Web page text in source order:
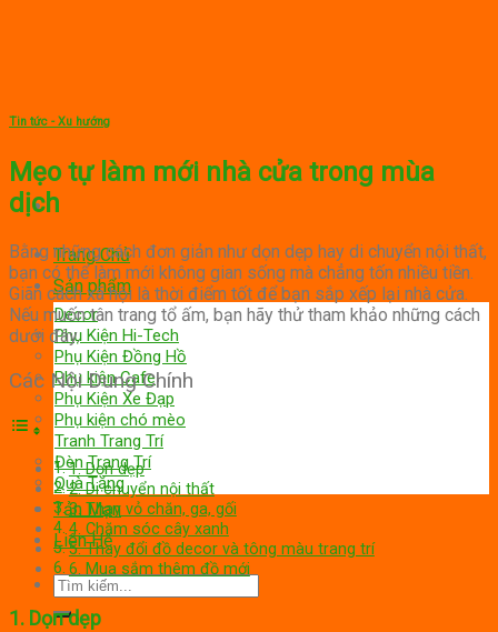
Trang Chủ
Sản phẩm
Decor
Phụ Kiện Hi-Tech
Phụ Kiện Đồng Hồ
Phụ kiện Cafe
Phụ Kiện Xe Đạp
Phụ kiện chó mèo
Tranh Trang Trí
Đèn Trang Trí
Quà Tặng
Tản Mạn
Liên Hệ
Tìm
kiếm:
Tin tức - Xu hướng
Mẹo tự làm mới nhà cửa trong mùa
dịch
Bằng những cách đơn giản như dọn dẹp hay di chuyển nội thất,
bạn có thể làm mới không gian sống mà chẳng tốn nhiều tiền.
Giãn cách xã hội là thời điểm tốt để bạn sắp xếp lại nhà cửa.
Nếu muốn tân trang tổ ấm, bạn hãy thử tham khảo những cách
dưới đây.
Các Nội Dung Chính
1. Dọn dẹp
2. Di chuyển nội thất
3. Thay vỏ chăn, ga, gối
4. Chăm sóc cây xanh
5. Thay đổi đồ decor và tông màu trang trí
6. Mua sắm thêm đồ mới
1. Dọn dẹp